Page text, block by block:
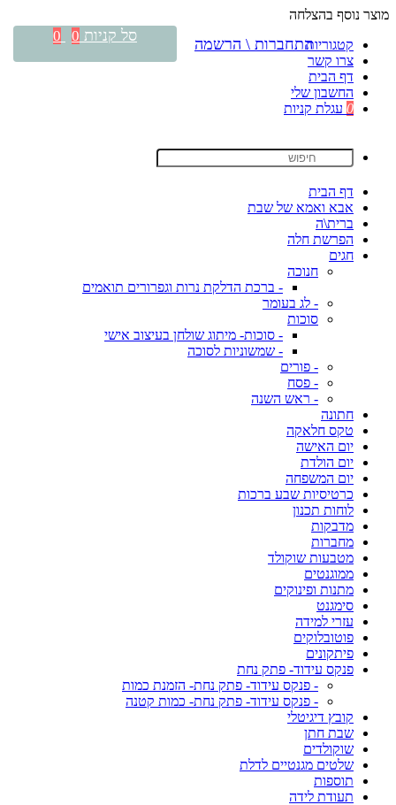
מוצר נוסף בהצלחה
קטגוריות
צרו קשר
דף הבית
החשבון שלי
0 עגלת קניות
דף הבית
אבא ואמא של שבת
ברית\ה
הפרשת חלה
חגים
חנוכה
- ברכת הדלקת נרות וגפרורים תואמים
- לג בעומר
סוכות
- סוכות- מיתוג שולחן בעיצוב אישי
- שמשוניות לסוכה
- פורים
- פסח
- ראש השנה
חתונה
טקס חלאקה
יום האישה
יום הולדת
יום המשפחה
כרטיסיות שבע ברכות
לוחות תכנון
מדבקות
מחברות
מטבעות שוקולד
ממוגנטים
מתנות ופינוקים
סימגנט
עזרי למידה
פוטובלוקים
פיתקונים
פנקס עידוד- פתק נחת
- פנקס עידוד- פתק נחת- הזמנת כמות
- פנקס עידוד- פתק נחת- כמות קטנה
קובץ דיגיטלי
שבת חתן
שוקולדים
שלטים מגנטיים לדלת
תוספות
תעודת לידה
התחברות \ הרשמה סל קניות 0
0